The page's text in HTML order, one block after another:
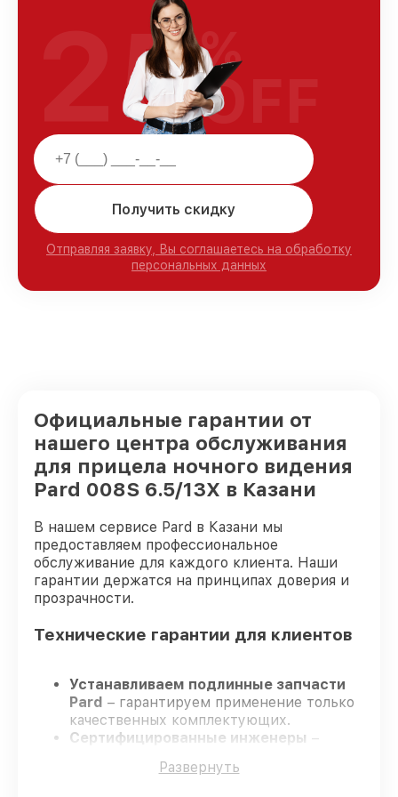
Получить скидку
Отправляя заявку, Вы соглашаетесь на обработку
персональных данных
25%
OFF
Официальные гарантии от
нашего центра обслуживания
для прицела ночного видения
Pard 008S 6.5/13X в Казани
В нашем сервисе Pard в Казани мы
предоставляем профессиональное
обслуживание для каждого клиента. Наши
гарантии держатся на принципах доверия и
прозрачности.
Технические гарантии для клиентов
Устанавливаем подлинные запчасти
Pard – гарантируем применение только
качественных комплектующих.
Сертифицированные инженеры –
гарантирует качество выполняемых
Развернуть